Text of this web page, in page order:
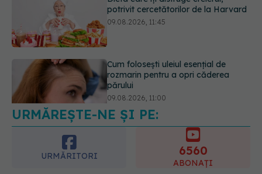
rozmarin pentru a opri căderea
părului
Ce este testul TORCH și cine trebuie
să-l facă. Ce înseamnă un rezultat
pozitiv
09.08.2026, 13:00
URMĂREȘTE-NE ȘI PE:
URMĂRITORI 6560
ABONAȚI